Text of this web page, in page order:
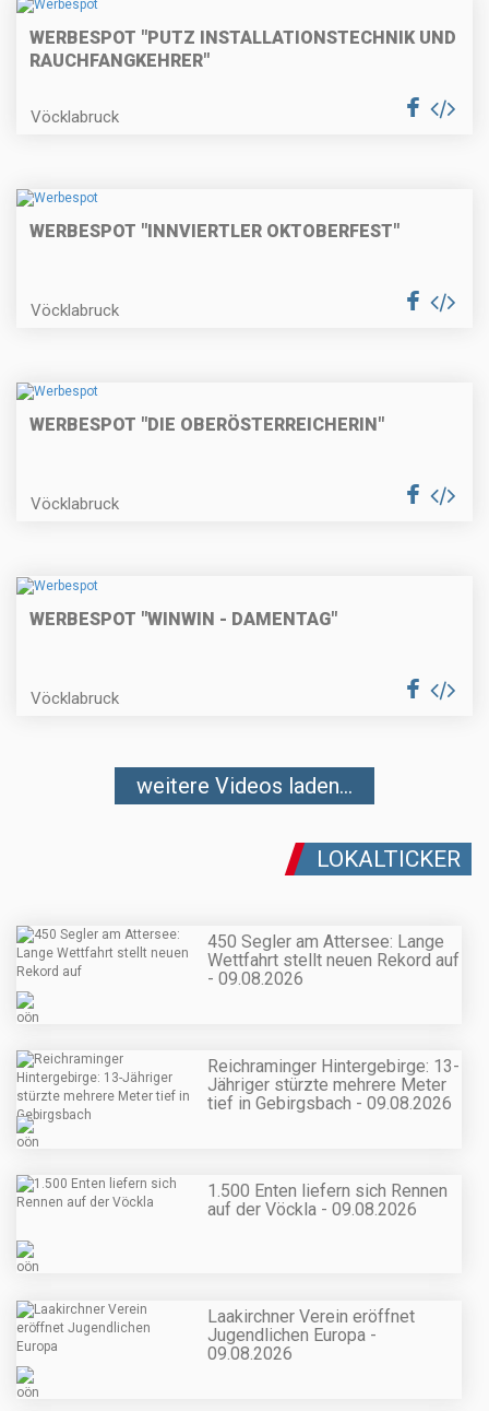
WERBESPOT "PUTZ INSTALLATIONSTECHNIK UND
RAUCHFANGKEHRER"
Vöcklabruck
WERBESPOT "INNVIERTLER OKTOBERFEST"
Vöcklabruck
WERBESPOT "DIE OBERÖSTERREICHERIN"
Vöcklabruck
WERBESPOT "WINWIN - DAMENTAG"
Vöcklabruck
weitere Videos laden...
LOKALTICKER
450 Segler am Attersee: Lange
Wettfahrt stellt neuen Rekord auf
- 09.08.2026
Reichraminger Hintergebirge: 13-
Jähriger stürzte mehrere Meter
tief in Gebirgsbach - 09.08.2026
1.500 Enten liefern sich Rennen
auf der Vöckla - 09.08.2026
Laakirchner Verein eröffnet
Jugendlichen Europa -
09.08.2026